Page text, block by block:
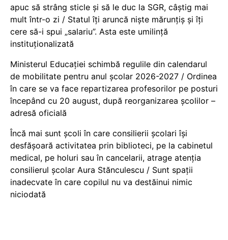
apuc să strâng sticle și să le duc la SGR, câștig mai
mult într-o zi / Statul îți aruncă niște mărunțiș și îți
cere să-i spui „salariu”. Asta este umilință
instituționalizată
Ministerul Educației schimbă regulile din calendarul
de mobilitate pentru anul școlar 2026-2027 / Ordinea
în care se va face repartizarea profesorilor pe posturi
începând cu 20 august, după reorganizarea școlilor –
adresă oficială
Încă mai sunt școli în care consilierii școlari își
desfășoară activitatea prin biblioteci, pe la cabinetul
medical, pe holuri sau în cancelarii, atrage atenția
consilierul școlar Aura Stănculescu / Sunt spații
inadecvate în care copilul nu va destăinui nimic
niciodată